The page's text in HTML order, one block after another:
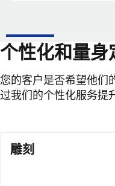
个性化和量身
您的客户是否希望他们
过我们的个性化服务提
雕刻